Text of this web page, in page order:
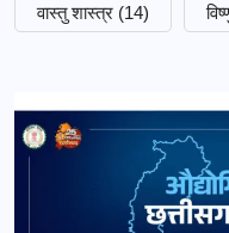
वास्तु शास्त्र (14)